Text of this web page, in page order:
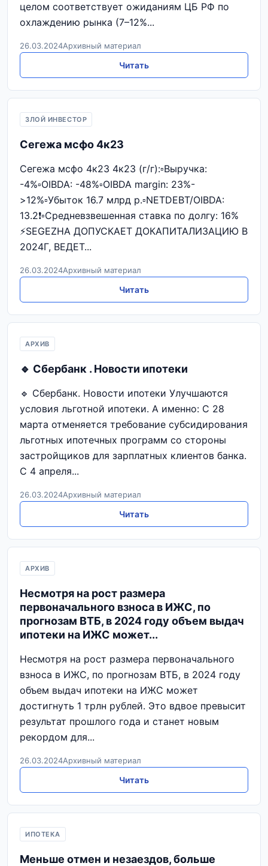
целом соответствует ожиданиям ЦБ РФ по
охлаждению рынка (7–12%...
26.03.2024Архивный материал
Читать
ЗЛОЙ ИНВЕСТОР
Сегежа мсфо 4к23
Сегежа мсфо 4к23 4к23 (г/г):▫️Выручка:
-4%▫️OIBDA: -48%▫️OIBDA margin: 23%-
>12%▫️Убыток 16.7 млрд р.▫️NETDEBT/OIBDA:
13.2❗️▫️Средневзвешенная ставка по долгу: 16%
⚡SEGEZHA ДОПУСКАЕТ ДОКАПИТАЛИЗАЦИЮ В
2024Г, ВЕДЕТ...
26.03.2024Архивный материал
Читать
АРХИВ
🔹 Сбербанк . Новости ипотеки
🔹 Сбербанк. Новости ипотеки Улучшаются
условия льготной ипотеки. А именно: С 28
марта отменяется требование субсидирования
льготных ипотечных программ со стороны
застройщиков для зарплатных клиентов банка.
С 4 апреля...
26.03.2024Архивный материал
Читать
АРХИВ
Несмотря на рост размера
первоначального взноса в ИЖС, по
прогнозам ВТБ, в 2024 году объем выдач
ипотеки на ИЖС может...
Несмотря на рост размера первоначального
взноса в ИЖС, по прогнозам ВТБ, в 2024 году
объем выдач ипотеки на ИЖС может
достигнуть 1 трлн рублей. Это вдвое превысит
результат прошлого года и станет новым
рекордом для...
26.03.2024Архивный материал
Читать
ИПОТЕКА
Меньше отмен и незаездов, больше